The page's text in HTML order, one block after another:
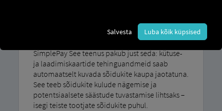
ärikulusid koondatakse, aitab suurendada
autopargi haldamise tõhusust ja loob täieliku
läbipaistvuse kõigis protsessides. MAN
SimplePay See teenus pakub just seda: kütuse-
ja laadimiskaartide tehinguandmeid saab
automaatselt kuvada sõidukite kaupa jaotatuna.
See teeb sõidukite kulude nägemise ja
potentsiaalsete säästude tuvastamise lihtsaks –
isegi teiste tootjate sõidukite puhul.
Salvesta Luba kõik küpsised